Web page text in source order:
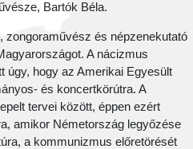
Bartók Béla.
zongoraművész és népzenekutató
A nácizmus
úgy, hogy az Amerikai Egyesült
és koncertkörútra. A
tervei között, éppen ezért
amikor Németország legyőzése
a kommunizmus előretörését